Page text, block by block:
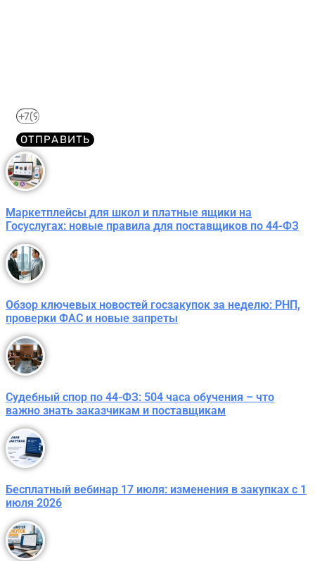
ОТПРАВИТЬ
Маркетплейсы для школ и платные ящики на
Госуслугах: новые правила для поставщиков по 44-ФЗ
Обзор ключевых новостей госзакупок за неделю: РНП,
проверки ФАС и новые запреты
Судебный спор по 44-ФЗ: 504 часа обучения – что
важно знать заказчикам и поставщикам
Бесплатный вебинар 17 июля: изменения в закупках с 1
июля 2026